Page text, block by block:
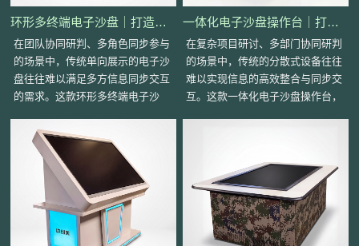
环形多终端电子沙盘｜打造多人协同研判新平台
在团队协同研判、多角色同步参与
的场景中，传统单向展示的电子沙
盘往往难以满足多方信息同步交互
的需求。这款环形多终端电子沙
同步交互能力，为团队
一体化电子沙盘操作台｜打造高效协同的智能研判中枢
在复杂项目研讨、多部门协同研判
的场景中，传统的分散式设备往往
难以实现信息的高效整合与同步交
互。这款一体化电子沙盘操作台，